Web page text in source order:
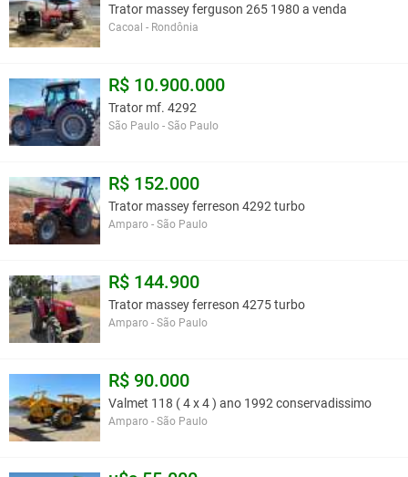
Trator massey ferguson 265 1980 a venda
Cacoal - Rondônia
R$ 10.900.000
Trator mf. 4292
São Paulo - São Paulo
R$ 152.000
Trator massey ferreson 4292 turbo
Amparo - São Paulo
R$ 144.900
Trator massey ferreson 4275 turbo
Amparo - São Paulo
R$ 90.000
Valmet 118 ( 4 x 4 ) ano 1992 conservadissimo
Amparo - São Paulo